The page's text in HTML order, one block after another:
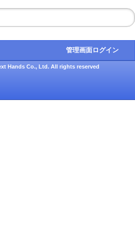
管理画面ログイン
Hands Co., Ltd. All rights reserved